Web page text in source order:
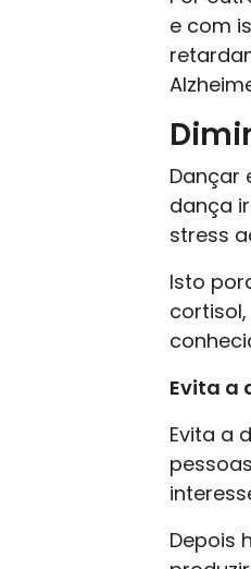
e com
Dançar
dança
stress
Isto
Evita a
Evita a
Depois